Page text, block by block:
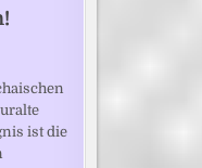
ist die